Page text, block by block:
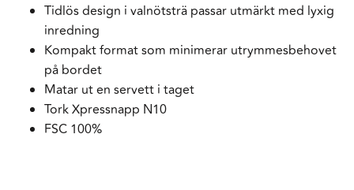
Tidlös design i valnötsträ passar utmärkt med lyxig
inredning
Kompakt format som minimerar utrymmesbehovet
på bordet
Matar ut en servett i taget
Tork Xpressnapp N10
FSC 100%